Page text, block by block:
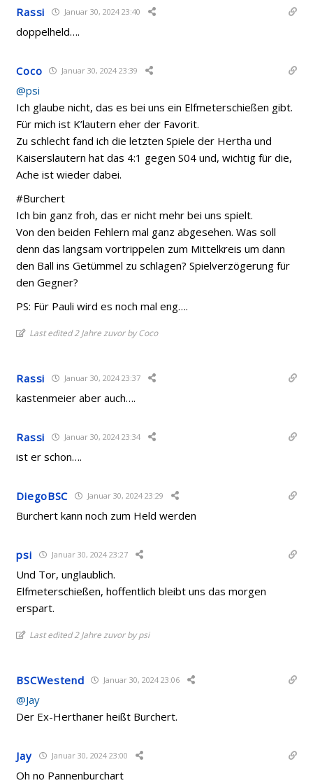
Rassi Januar 30, 2024 23:40
doppelheld….
Coco Januar 30, 2024 23:39
@psi
Ich glaube nicht, das es bei uns ein Elfmeterschießen gibt.
Für mich ist K’lautern eher der Favorit.
Zu schlecht fand ich die letzten Spiele der Hertha und
Kaiserslautern hat das 4:1 gegen S04 und, wichtig für die,
Ache ist wieder dabei.
#Burchert
Ich bin ganz froh, das er nicht mehr bei uns spielt.
Von den beiden Fehlern mal ganz abgesehen. Was soll
denn das langsam vortrippelen zum Mittelkreis um dann
den Ball ins Getümmel zu schlagen? Spielverzögerung für
den Gegner?
PS: Für Pauli wird es noch mal eng….
Last edited 2 Jahre zuvor by Coco
Rassi Januar 30, 2024 23:37
kastenmeier aber auch….
Rassi Januar 30, 2024 23:34
ist er schon….
DiegoBSC Januar 30, 2024 23:29
Burchert kann noch zum Held werden
psi Januar 30, 2024 23:27
Und Tor, unglaublich.
Elfmeterschießen, hoffentlich bleibt uns das morgen
erspart.
Last edited 2 Jahre zuvor by psi
BSCWestend Januar 30, 2024 23:06
@Jay
Der Ex-Herthaner heißt Burchert.
Jay Januar 30, 2024 23:00
Oh no Pannenburchart